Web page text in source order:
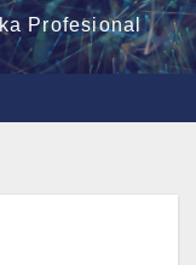
Profesional